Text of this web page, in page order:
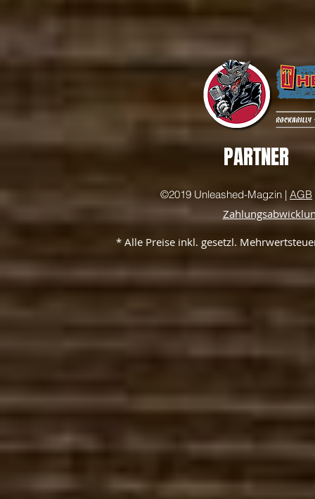
PARTNER
©2019 Unleashed-Magzin | AGB
* Alle Preise inkl. gesetzl.